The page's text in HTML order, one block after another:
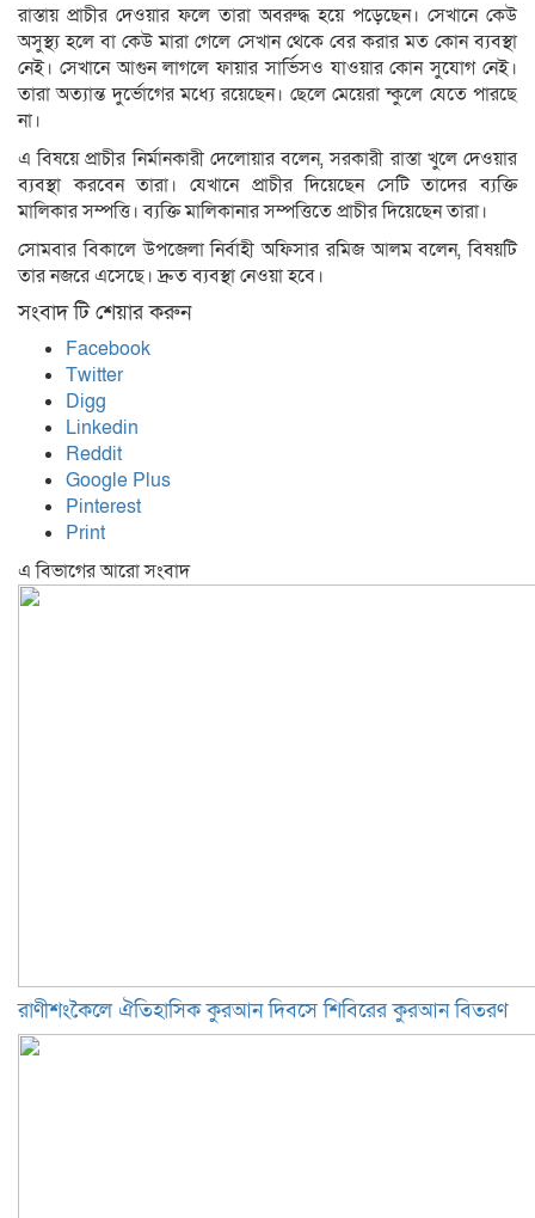
রাস্তায় প্রাচীর দেওয়ার ফলে তারা অবরুদ্ধ হয়ে পড়েছেন। সেখানে কেউ
অসুস্থ্য হলে বা কেউ মারা গেলে সেখান থেকে বের করার মত কোন ব্যবস্থা
নেই। সেখানে আগুন লাগলে ফায়ার সার্ভিসও যাওয়ার কোন সুযোগ নেই।
তারা অত্যান্ত দুর্ভোগের মধ্যে রয়েছেন। ছেলে মেয়েরা ন্কুলে যেতে পারছে
না।
এ বিষয়ে প্রাচীর নির্মানকারী দেলোয়ার বলেন, সরকারী রাস্তা খুলে দেওয়ার
ব্যবস্থা করবেন তারা। যেখানে প্রাচীর দিয়েছেন সেটি তাদের ব্যক্তি
মালিকার সম্পত্তি। ব্যক্তি মালিকানার সম্পত্তিতে প্রাচীর দিয়েছেন তারা।
সোমবার বিকালে উপজেলা নির্বাহী অফিসার রমিজ আলম বলেন, বিষয়টি
তার নজরে এসেছে। দ্রুত ব্যবস্থা নেওয়া হবে।
সংবাদ টি শেয়ার করুন
Facebook
Twitter
Digg
Linkedin
Reddit
Google Plus
Pinterest
Print
এ বিভাগের আরো সংবাদ
রাণীশংকৈলে ঐতিহাসিক কুরআন দিবসে শিবিরের কুরআন বিতরণ